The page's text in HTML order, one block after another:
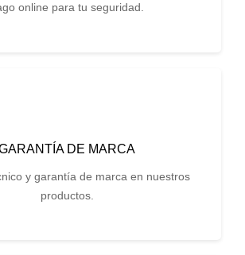
online para tu seguridad.
DE MARCA
y garantía de marca en nuestros
productos.